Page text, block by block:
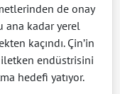
de onay
ana kadar yerel
kaçındı. Çin’in
iletken endüstrisini
hedefi yatıyor.